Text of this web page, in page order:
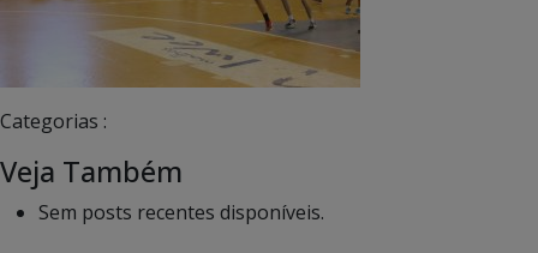
Categorias :
Veja Também
Sem posts recentes disponíveis.